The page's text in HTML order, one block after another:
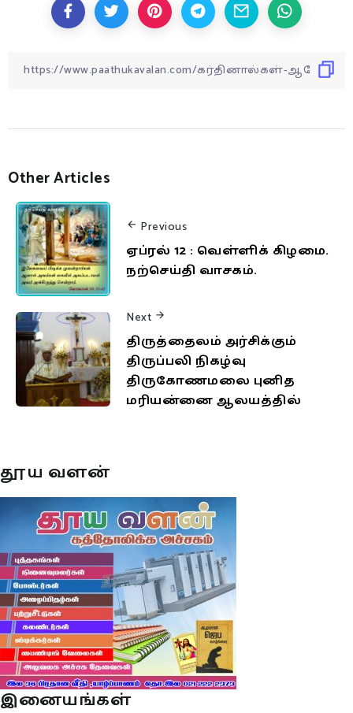
Other Articles
Previous
ஏப்ரல் 12 : வெள்ளிக் கிழமை.
நற்செய்தி வாசகம்.
Next
திருத்தைலம் அர்சிக்கும்
திருப்பலி நிகழ்வு
திருகோணமலை புனித
மரியன்னை ஆலயத்தில்
தூய வளன்
இனையங்கள்